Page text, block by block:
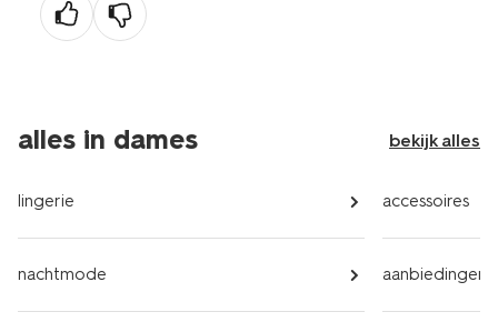
alles in dames bekijk alles
lingerie
nachtmode
accessoires
aanbiedingen